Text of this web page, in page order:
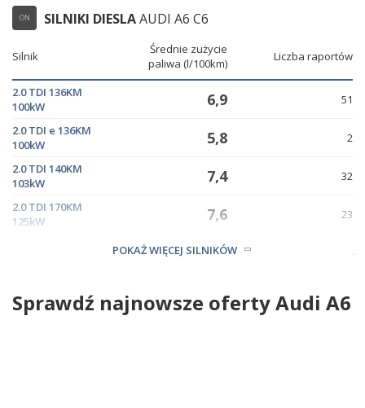
ON SILNIKI DIESLAAUDI A6 C6
Silnik
Średnie zużycie
paliwa (l/100km)
Liczba raportów
2.0 TDI 136KM
100kW
6,9 51
2.0 TDI e 136KM
100kW
5,8 2
2.0 TDI 140KM
103kW
7,4 32
2.0 TDI 170KM
125kW
7,6 23
8,3
POKAŻ WIĘCEJ SILNIKÓW
Sprawdź najnowsze oferty Audi A6